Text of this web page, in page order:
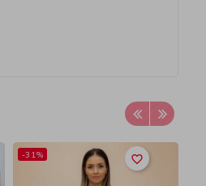
favorite_border
-31%